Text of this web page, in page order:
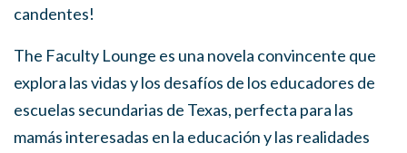
candentes!
The Faculty Lounge es una novela convincente que
explora las vidas y los desafíos de los educadores de
escuelas secundarias de Texas, perfecta para las
mamás interesadas en la educación y las realidades